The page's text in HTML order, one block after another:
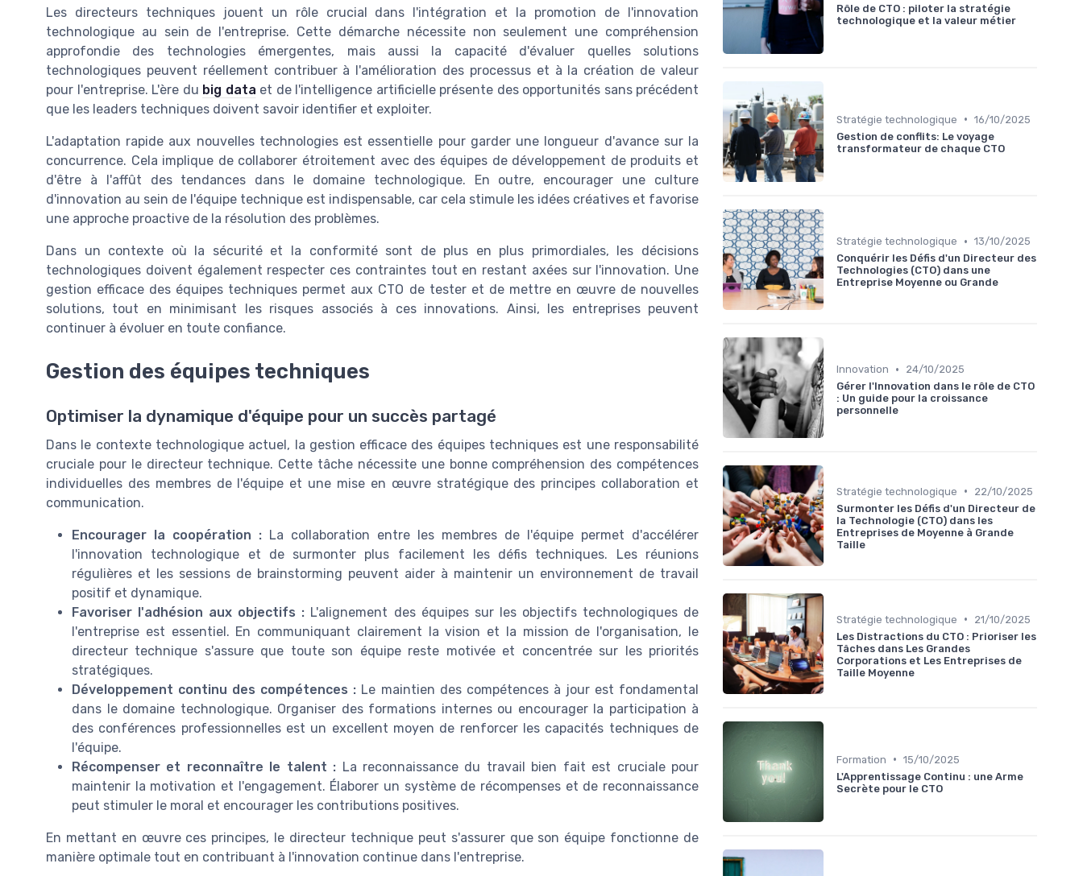
Les directeurs techniques jouent un rôle crucial dans l'intégration et la promotion de l'innovation
technologique au sein de l'entreprise. Cette démarche nécessite non seulement une compréhension
approfondie des technologies émergentes, mais aussi la capacité d'évaluer quelles solutions
technologiques peuvent réellement contribuer à l'amélioration des processus et à la création de valeur
pour l'entreprise. L'ère du big data et de l'intelligence artificielle présente des opportunités sans précédent
que les leaders techniques doivent savoir identifier et exploiter.
L'adaptation rapide aux nouvelles technologies est essentielle pour garder une longueur d'avance sur la
concurrence. Cela implique de collaborer étroitement avec des équipes de développement de produits et
d'être à l'affût des tendances dans le domaine technologique. En outre, encourager une culture
d'innovation au sein de l'équipe technique est indispensable, car cela stimule les idées créatives et favorise
une approche proactive de la résolution des problèmes.
Dans un contexte où la sécurité et la conformité sont de plus en plus primordiales, les décisions
technologiques doivent également respecter ces contraintes tout en restant axées sur l'innovation. Une
gestion efficace des équipes techniques permet aux CTO de tester et de mettre en œuvre de nouvelles
solutions, tout en minimisant les risques associés à ces innovations. Ainsi, les entreprises peuvent
continuer à évoluer en toute confiance.
Gestion des équipes techniques
Optimiser la dynamique d'équipe pour un succès partagé
Dans le contexte technologique actuel, la gestion efficace des équipes techniques est une responsabilité
cruciale pour le directeur technique. Cette tâche nécessite une bonne compréhension des compétences
individuelles des membres de l'équipe et une mise en œuvre stratégique des principes collaboration et
communication.
Encourager la coopération : La collaboration entre les membres de l'équipe permet d'accélérer
l'innovation technologique et de surmonter plus facilement les défis techniques. Les réunions
régulières et les sessions de brainstorming peuvent aider à maintenir un environnement de travail
positif et dynamique.
Favoriser l'adhésion aux objectifs : L'alignement des équipes sur les objectifs technologiques de
l'entreprise est essentiel. En communiquant clairement la vision et la mission de l'organisation, le
directeur technique s'assure que toute son équipe reste motivée et concentrée sur les priorités
stratégiques.
Développement continu des compétences : Le maintien des compétences à jour est fondamental
dans le domaine technologique. Organiser des formations internes ou encourager la participation à
des conférences professionnelles est un excellent moyen de renforcer les capacités techniques de
l'équipe.
Récompenser et reconnaître le talent : La reconnaissance du travail bien fait est cruciale pour
maintenir la motivation et l'engagement. Élaborer un système de récompenses et de reconnaissance
peut stimuler le moral et encourager les contributions positives.
En mettant en œuvre ces principes, le directeur technique peut s'assurer que son équipe fonctionne de
manière optimale tout en contribuant à l'innovation continue dans l'entreprise.
Rôle de CTO : piloter la stratégie
technologique et la valeur métier
Stratégie technologique • 16/10/2025
Gestion de conflits: Le voyage
transformateur de chaque CTO
Stratégie technologique • 13/10/2025
Conquérir les Défis d'un Directeur des
Technologies (CTO) dans une
Entreprise Moyenne ou Grande
Innovation •
24/10/2025
Gérer l'Innovation dans le rôle de CTO
: Un guide pour la croissance
personnelle
Stratégie technologique •
22/10/2025
Surmonter les Défis d'un Directeur de
la Technologie (CTO) dans les
Entreprises de Moyenne à Grande
Taille
Stratégie technologique •
21/10/2025
Les Distractions du CTO : Prioriser les
Tâches dans Les Grandes
Corporations et Les Entreprises de
Taille Moyenne
Formation • 15/10/2025
L'Apprentissage Continu : une Arme
Secrète pour le CTO